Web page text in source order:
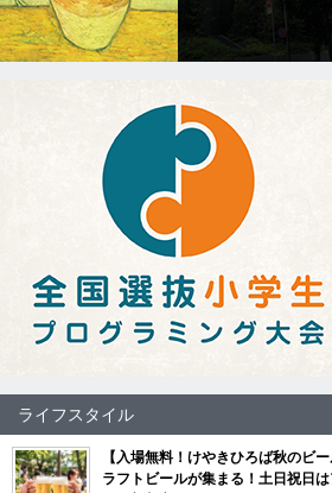
ライフスタイル
【入場無料！けやきひろば秋のビ
ラフトビールが集まる！土日祝日